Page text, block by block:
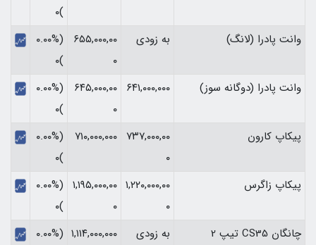
)۰
وانت پادرا (لانگ)
به زودی
۶۵۵,۰۰۰,۰۰
۰
(۰.۰۰%
)۰
وانت پادرا (دوگانه سوز)
۶۴۱,۰۰۰,۰۰۰ ۶۴۵,۰۰۰,۰۰
۰
(۰.۰۰%
)۰
پیکاپ کارون
۷۳۷,۰۰۰,۰۰
۰
۷۱۰,۰۰۰,۰۰۰
(۰.۰۰%
)۰
پیکاپ زاگرس
۱,۲۲۰,۰۰۰,۰۰
۰
۱,۱۹۵,۰۰۰,۰۰
۰
(۰.۰۰%
)۰
چانگان CS35 تیپ 2
به زودی ۱,۱۱۴,۰۰۰,۰۰۰
(۰.۰۰%